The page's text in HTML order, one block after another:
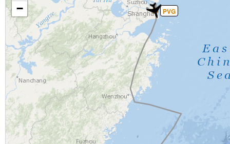
PVG
−